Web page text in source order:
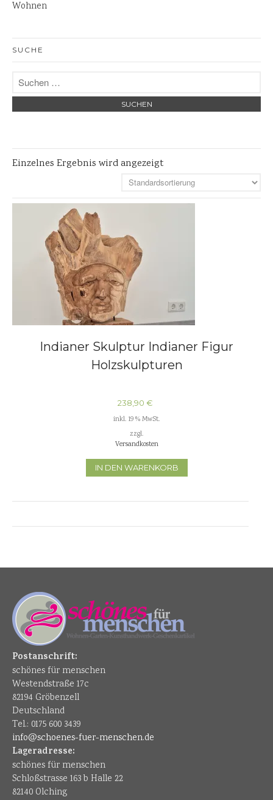
Wohnen
SUCHE
Einzelnes Ergebnis wird angezeigt
Indianer Skulptur Indianer Figur
Holzskulpturen
238,90 €
inkl. 19 % MwSt.
zzgl.
Versandkosten
IN DEN WARENKORB
Postanschrift:
schönes für menschen
Westendstraße 17c
82194 Gröbenzell
Deutschland
Tel.: 0175 600 3439
info@schoenes-fuer-menschen.de
Lageradresse:
schönes für menschen
Schloßstrasse 163 b Halle 22
82140 Olching